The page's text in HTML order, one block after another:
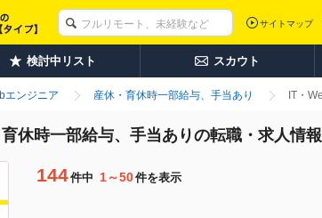
サイトマップ
検討中リスト スカウト
エンジニア 産休・育休時一部給与、手当あり IT・
休時一部給与、手当ありの転職・求人情報
144件中 1～50件を表示